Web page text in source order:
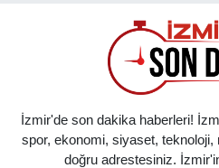
İzmir'de son dakika haberleri!
spor, ekonomi, siyaset, teknoloji,
doğru adrestesiniz.